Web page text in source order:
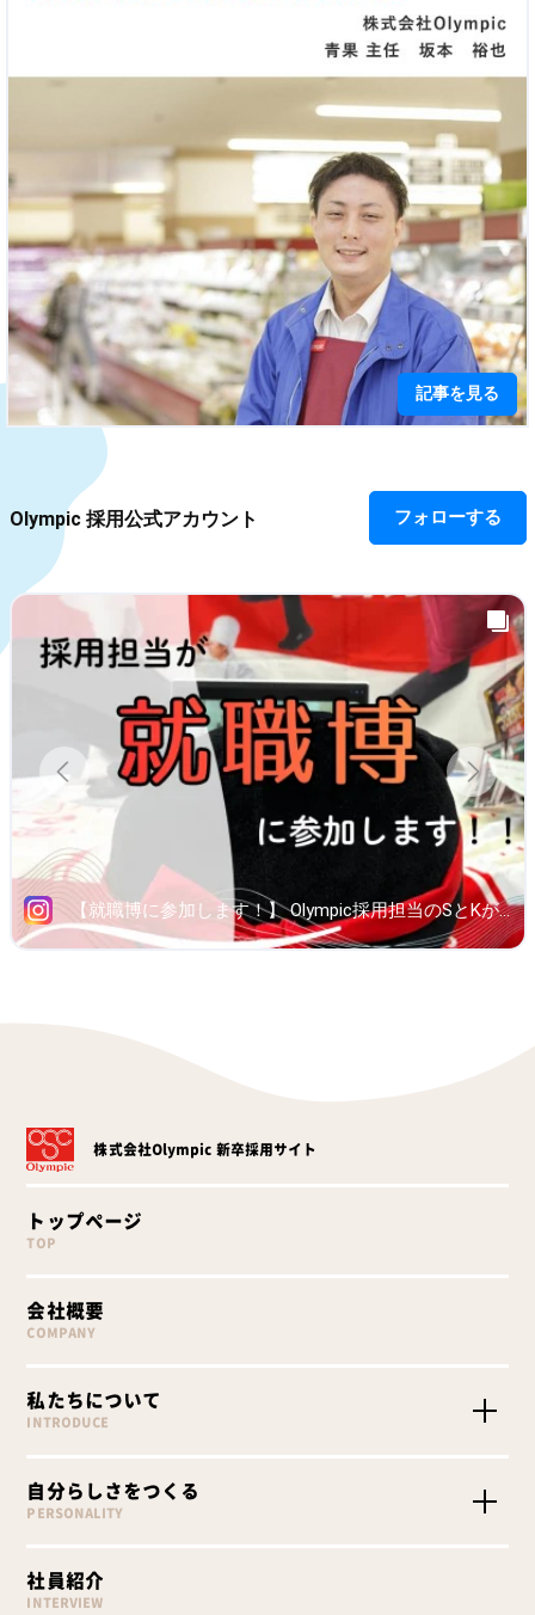
株式会社Olympic 新卒採用サイト
トップページ
TOP
会社概要
COMPANY
私たちについて
INTRODUCE
Olympicが求める人物像
Olympicの採用
自分らしさをつくる
PERSONALITY
教育プログラム
キャリアステップ
社員紹介
INTERVIEW